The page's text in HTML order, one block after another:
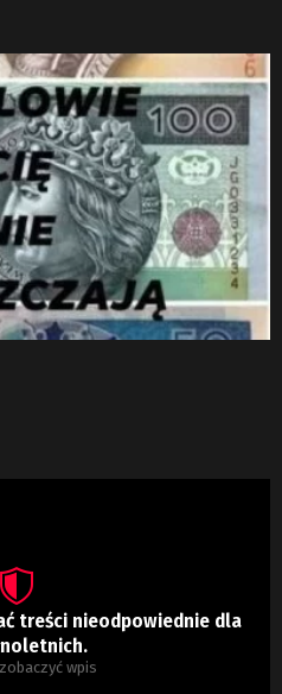
treści nieodpowiednie dla
wpis